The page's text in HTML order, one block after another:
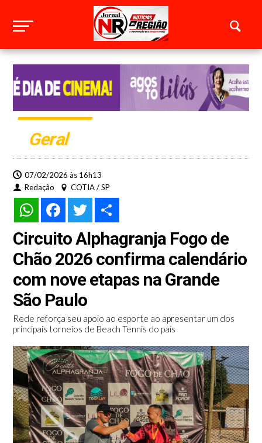
Geral
07/02/2026 às 16h13
Redação
COTIA / SP
WhatsAppFacebookTwitter
Circuito Alphagranja Fogo de
Chão 2026 confirma calendário
com nove etapas na Grande
São Paulo
Rede reforça seu apoio ao esporte ao apresentar um dos
principais torneios de Beach Tennis do país